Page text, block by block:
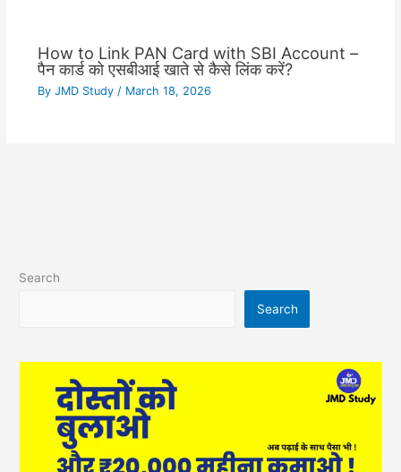
How to Link PAN Card with SBI Account –
पैन कार्ड को एसबीआई खाते से कैसे लिंक करें?
By JMD Study / March 18, 2026
Search
Search